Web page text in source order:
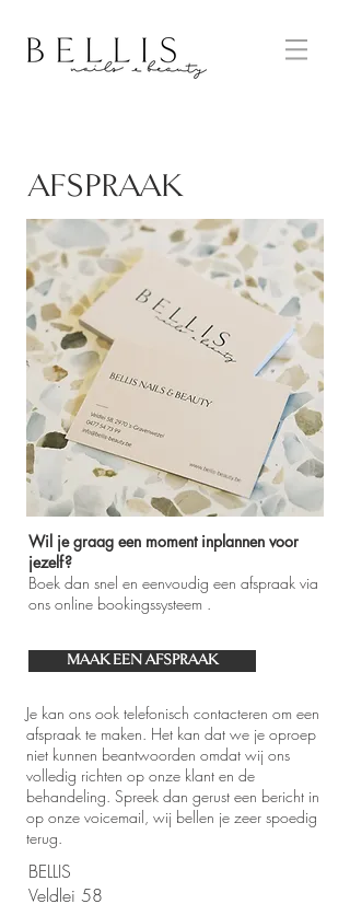
AFSPRAAK
Wil je graag een moment inplannen voor
jezelf?
Boek dan snel en eenvoudig een afspraak via
ons online bookingssysteem .
MAAK EEN AFSPRAAK
Je kan ons ook telefonisch contacteren om een
afspraak te maken. Het kan dat we je oproep
niet kunnen beantwoorden omdat wij ons
volledig richten op onze klant en de
behandeling. Spreek dan gerust een bericht in
op onze voicemail, wij bellen je zeer spoedig
terug.
BELLIS
Veldlei 58